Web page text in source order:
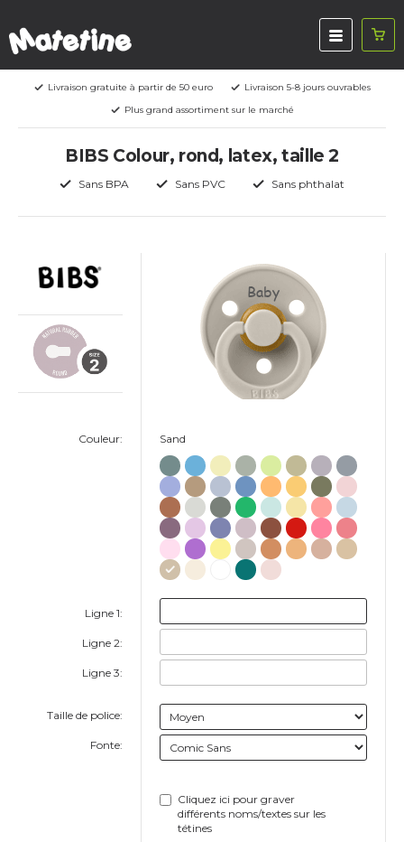
Livraison gratuite à partir de 50 euro
Livraison 5-8 jours ouvrables
Plus grand assortiment sur le marché
BIBS Colour, rond, latex, taille 2
Sans BPA Sans PVC Sans phthalat
Couleur:
Ligne 1:
Ligne 2:
Ligne 3:
Taille de police:
Fonte:
Baby
Sand
Cliquez ici pour graver
différents noms/textes sur les
tétines